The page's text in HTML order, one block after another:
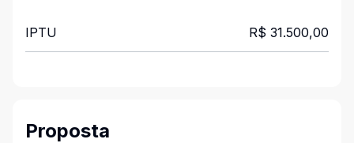
IPTU R$ 31.500,00
Proposta